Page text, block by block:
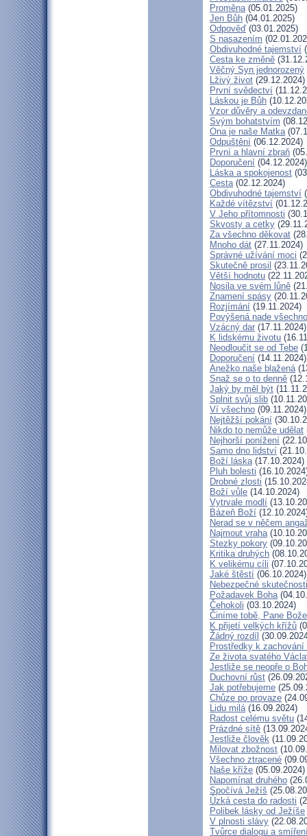
Proměna(05.01.2025)
Jen Bůh (04.01.2025)
Odpověď (03.01.2025)
S nasazením
Obdivuhodné tajemství
Cesta ke změně
Věčný Syn jednorozený
Lživý život (29.12.2024)
První svědectví
Láskou je Bůh
Vzor důvěry a
Svým bohatstvím
Ona je naše Matka
Odpuštění (06.12.2024)
První a hlavní zbraň
Doporučení (04.12.2024)
Láska a spokojenost
Cesta(02.12.2024)
Obdivuhodné tajemství
Každé vítězství
V Jeho přítomnosti
Skvosty a cetky
Za všechno děkovat
Mnoho dát (27.11.2024)
Správné užívání moci
Skutečně prosil
Větší hodnotu
Nosila ve svém lůně
Znamení spásy
Rozjímání (19.11.2024)
Povýšená nade všechno
Vzácný dar (17.11.2024)
K lidskému životu
Neodloučit se od Tebe
Doporučení (14.11.2024)
Anežko naše blažená
Snaž se o to denně
Jaký by měl být
Splnit svůj slib
Ví všechno (09.11.2024)
Nejtěžší pokání
Nikdo to nemůže udělat
Nejhorší ponížení
Samo dno lidství
Boží láska(17.10.2024)
Pluh bolesti
Drobné zlosti
Boží vůle (14.10.2024)
Vytrvale modlí
Bázeň Boží
Nerad se v něčem
Najmout vraha
Stezky pokory
Kritika druhých
K velikému cíli
Jaké štěstí (06.10.2024)
Nebezpečné skutečnosti
Požadavek Boha
Čehokoli (03.10.2024)
Činíme tobě, Pane
K přijetí velkých křížů
Žádný rozdíl
Prostředky k
Ze života svatého
Jestliže se neopře o
Duchovní růst
Jak potřebujeme
Chůze po provaze
Lidu milá(16.09.2024)
Radost celému světu
Prázdné sítě
Jestliže člověk
Milovat zbožnost
Všechno ztracené
Naše kříže (05.09.2024)
Napomínat druhého
Spočívá Ježíš
Úzká cesta do radosti
Polibek lásky od Ježíše
V plnosti slávy
Tvůrce dialogu a